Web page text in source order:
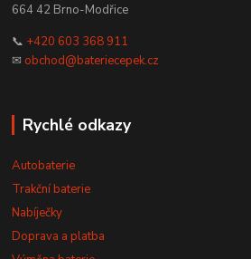
664 42 Brno-Modřice
📞 +420 603 368 911
✉ obchod@bateriecepek.cz
Rychlé odkazy
Autobaterie
Trakční baterie
Nabíječky
Doprava a platba